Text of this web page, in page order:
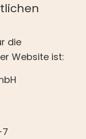
die
Website ist: